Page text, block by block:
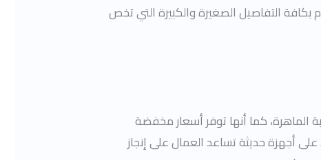
التفاصيل الصغيرة والكبيرة التي تخص
الماهرة، كما أنها توفر أسعار مخفضة
أجهزة حديثة تساعد العمال على إنجاز